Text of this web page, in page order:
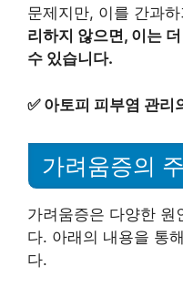
문제지만, 이를 간과
리하지 않으면, 이는
수 있습니다.
✅ 아토피 피부염 관리
가려움증의
가려움증은 다양한 원
다. 아래의 내용을 통
다.